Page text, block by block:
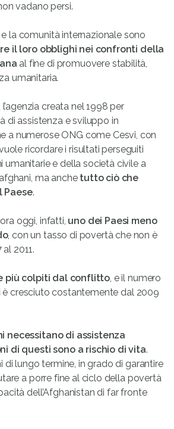
vadano persi.
la comunità internazionale sono
il loro obblighi nei confronti della
al fine di promuovere stabilità,
umanitaria.
l’agenzia creata nel 1998 per
di assistenza e sviluppo in
a numerose ONG come Cesvi, con
ricordare i risultati perseguiti
umanitarie e della società civile a
ma anche tutto ciò che
Paese.
oggi, infatti, uno dei Paesi meno
, con un tasso di povertà che non è
2011.
più colpiti dal conflitto, e il numero
è cresciuto costantemente dal 2009
necessitano di assistenza
di questi sono a rischio di vita.
di lungo termine, in grado di garantire
a porre fine al ciclo della povertà
dell’Afghanistan di far fronte